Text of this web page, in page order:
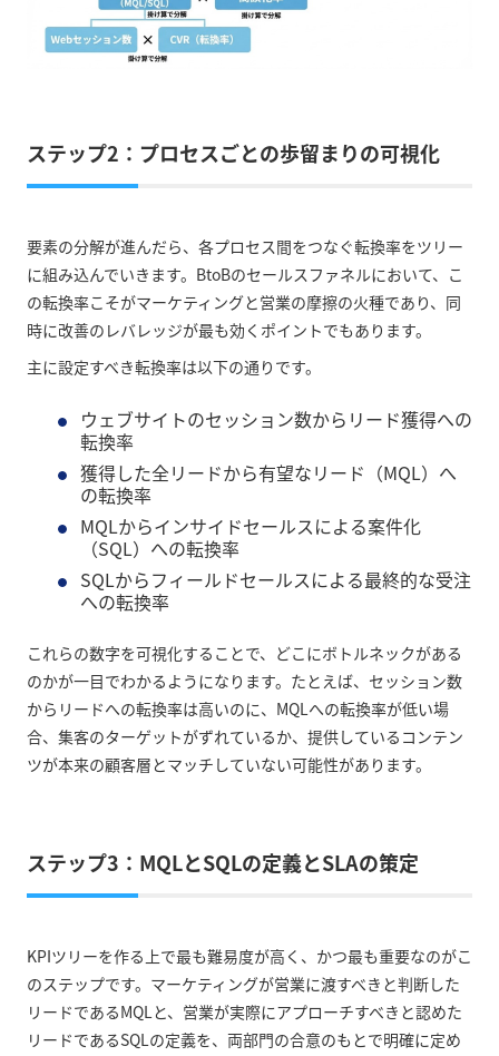
ステップ2：プロセスごとの歩留まりの可視化
要素の分解が進んだら、各プロセス間をつなぐ転換率をツリー
に組み込んでいきます。BtoBのセールスファネルにおいて、こ
の転換率こそがマーケティングと営業の摩擦の火種であり、同
時に改善のレバレッジが最も効くポイントでもあります。
主に設定すべき転換率は以下の通りです。
ウェブサイトのセッション数からリード獲得への
転換率
獲得した全リードから有望なリード（MQL）へ
の転換率
MQLからインサイドセールスによる案件化
（SQL）への転換率
SQLからフィールドセールスによる最終的な受注
への転換率
これらの数字を可視化することで、どこにボトルネックがある
のかが一目でわかるようになります。たとえば、セッション数
からリードへの転換率は高いのに、MQLへの転換率が低い場
合、集客のターゲットがずれているか、提供しているコンテン
ツが本来の顧客層とマッチしていない可能性があります。
ステップ3：MQLとSQLの定義とSLAの策定
KPIツリーを作る上で最も難易度が高く、かつ最も重要なのがこ
のステップです。マーケティングが営業に渡すべきと判断した
リードであるMQLと、営業が実際にアプローチすべきと認めた
リードであるSQLの定義を、両部門の合意のもとで明確に定め